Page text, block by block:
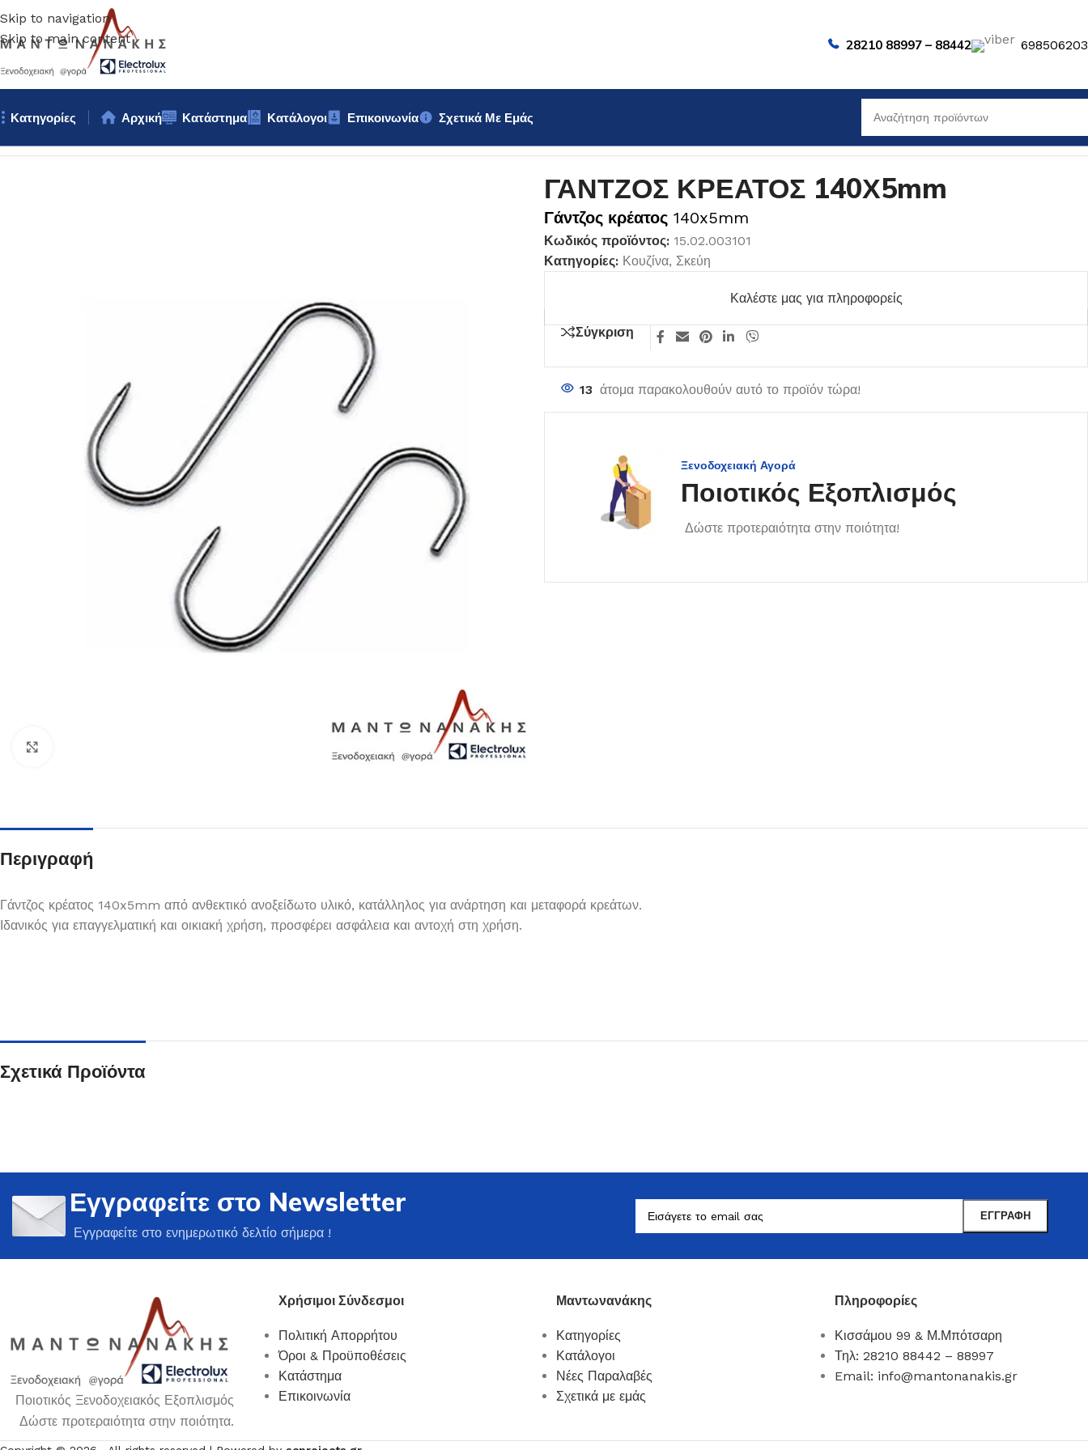
Skip to navigation
Skip to main content
28210 88997 – 88442
Κατηγορίες
Ποτήρια
Δείτε Περισσότερα
Βοηθητικά Σκεύη
Επιτραπέζια Είδη
Ότι χρειάζεστε εδώ !
Αρχική Κατάστημα Κατάλογοι Επικοινωνία
Σχετικά Με Εμάς
ΓΑΝΤΖΟΣ ΚΡΕΑΤΟΣ 140Χ5mm
Γάντζος κρέατος 140x5mm
Κωδικός προϊόντος: 15.02.003101
Κατηγορίες: Κουζίνα, Σκεύη
Καλέστε μας για πληροφορείς
Σύγκριση
13 άτομα παρακολουθούν αυτό το προϊόν τώρα!
Ξενοδοχειακή Αγορά
Ποιοτικός Εξοπλισμός
Δώστε προτεραιότητα στην ποιότητα!
Περιγραφή
Γάντζος κρέατος 140x5mm από ανθεκτικό ανοξείδωτο υλικό, κατάλληλος για ανάρτηση και μεταφορά κρεάτων.
Ιδανικός για επαγγελματική και οικιακή χρήση, προσφέρει ασφάλεια και αντοχή στη χρήση.
Σχετικά Προϊόντα
Εγγραφείτε στο Newsletter
Εγγραφείτε στο ενημερωτικό δελτίο σήμερα !
Ποιοτικός Ξενοδοχειακός Εξοπλισμός
Δώστε προτεραιότητα στην ποιότητα.
Χρήσιμοι Σύνδεσμοι
Πολιτική Απορρήτου
Όροι & Προϋποθέσεις
Κατάστημα
Επικοινωνία
Μαντωνανάκης
Κατηγορίες
Κατάλογοι
Νέες Παραλαβές
Σχετικά με εμάς
Πληροφορίες
Κισσάμου 99 & Μ.Μπότσαρη
Τηλ: 28210 88442 – 88997
Email: info@mantonanakis.gr